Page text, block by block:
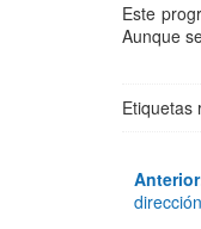
Este
Aunque
Etiquetas